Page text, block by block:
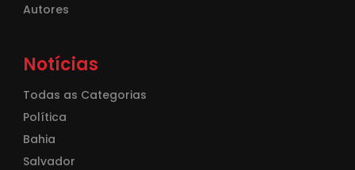
Autores
Notícias
Todas as Categorias
Política
Bahia
Salvador